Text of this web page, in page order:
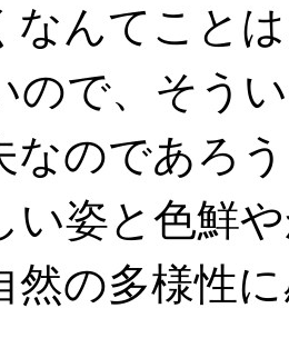
なんてこと
ので、そう
なのであろ
い姿と色鮮
然の多様性